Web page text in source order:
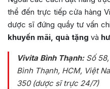
thể đến trực tiếp cửa hàng
dược sĩ đứng quầy tư vấn
khuyến mãi, quà tặng và
Vivita Bình Thạnh:Số 58,
Bình Thạnh, HCM, Việt
350 (dược sĩ trực 24/7)